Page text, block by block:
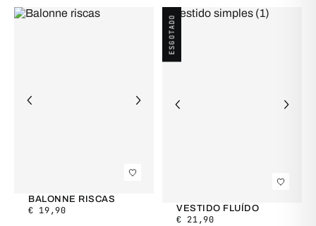
BALONNE RISCAS
€ 19,90
ESGOTADO
VESTIDO FLUÍDO
€ 21,90